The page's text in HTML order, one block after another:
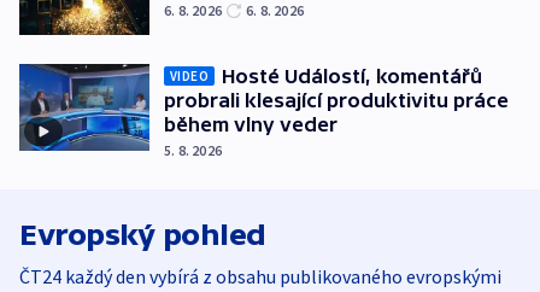
6. 8. 2026 6. 8. 2026
VIDEO
Hosté Událostí, komentářů
probrali klesající produktivitu práce
během vlny veder
5. 8. 2026
Evropský pohled
ČT24 každý den vybírá z obsahu publikovaného evropskými